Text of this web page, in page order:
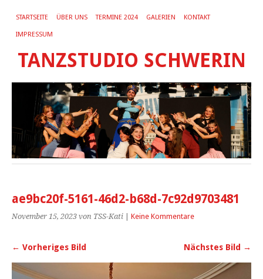
STARTSEITE ÜBER UNS TERMINE 2024 GALERIEN KONTAKT
IMPRESSUM
TANZSTUDIO SCHWERIN
ae9bc20f-5161-46d2-b68d-7c92d9703481
November 15, 2023 von TSS-Kati Keine Kommentare
← Vorheriges Bild Nächstes Bild →